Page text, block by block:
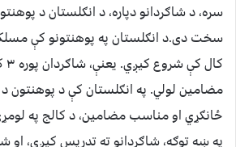
سره، د شاګردانو دپاره، د انګلستان د
سخت دی.د انګلستان په پوهنتونو کې
مضامین لولي. په انګلستان کې د پوهنتون
ځانګړي او مناسب مضامین، د کالج په
په ښه توګه، شاګردانو ته تدریس کیږي، او